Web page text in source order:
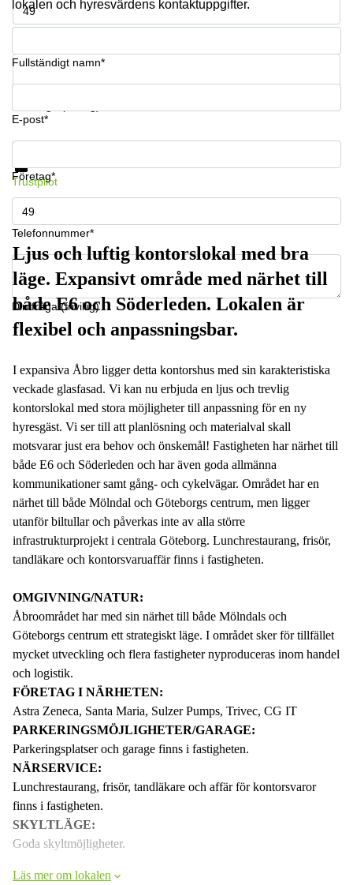
Telefonnummer*
lokalen och hyresvärdens kontaktuppgifter.
Fullständigt namn*
E-post*
Företag*
Telefonnummer*
Din fråga (frivillig)
Få information och pris
Trustpilot
Ljus och luftig kontorslokal med bra
läge. Expansivt område med närhet till
både E6 och Söderleden. Lokalen är
flexibel och anpassningsbar.
I expansiva Åbro ligger detta kontorshus med sin karakteristiska
veckade glasfasad. Vi kan nu erbjuda en ljus och trevlig
kontorslokal med stora möjligheter till anpassning för en ny
hyresgäst. Vi ser till att planlösning och materialval skall
motsvarar just era behov och önskemål! Fastigheten har närhet till
både E6 och Söderleden och har även goda allmänna
kommunikationer samt gång- och cykelvägar. Området har en
närhet till både Mölndal och Göteborgs centrum, men ligger
utanför biltullar och påverkas inte av alla större
infrastrukturprojekt i centrala Göteborg. Lunchrestaurang, frisör,
tandläkare och kontorsvaruaffär finns i fastigheten.
OMGIVNING/NATUR:
Åbroområdet har med sin närhet till både Mölndals och
Göteborgs centrum ett strategiskt läge. I området sker för tillfället
mycket utveckling och flera fastigheter nyproduceras inom handel
och logistik.
FÖRETAG I NÄRHETEN:
Astra Zeneca, Santa Maria, Sulzer Pumps, Trivec, CG IT
PARKERINGSMÖJLIGHETER/GARAGE:
Parkeringsplatser och garage finns i fastigheten.
NÄRSERVICE:
Lunchrestaurang, frisör, tandläkare och affär för kontorsvaror
finns i fastigheten.
SKYLTLÄGE:
Goda skyltmöjligheter.
Läs mer om lokalen